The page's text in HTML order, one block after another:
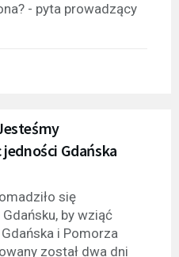
- pyta prowadzący
Gdańska
się
by wziąć
i Pomorza
został dwa dni